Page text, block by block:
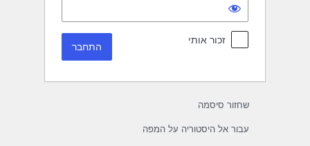
זכור אותי
שחזור סיסמה
עבור אל היסטוריה על המפה